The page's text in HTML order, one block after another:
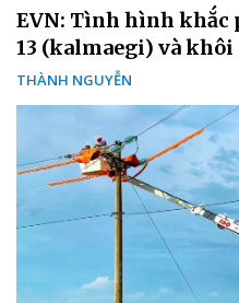
EVN: Tình hình khắc
13 (kalmaegi) và khôi
THÀNH NGUYỄN